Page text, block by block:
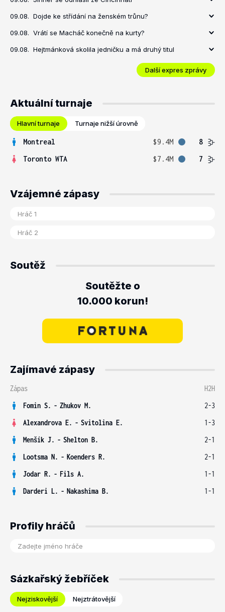
09.08. Dojde ke střídání na ženském trůnu?
09.08. Vrátí se Macháč konečně na kurty?
09.08. Hejtmánková skolila jedničku a má druhý titul
Další expres zprávy
Aktuální turnaje
Hlavní turnaje Turnaje nižší úrovně
Montreal $9.4M
8
Toronto WTA
$7.4M 7
Vzájemné zápasy
Soutěž
Soutěžte o
10.000 korun!
Zajímavé zápasy
Zápas
H2H
Fomin S. - Zhukov M.
2-3
Alexandrova E. - Svitolina E.
1-3
Menšík J. - Shelton B.
2-1
Lootsma N. - Koenders R.
2-1
Jodar R. - Fils A.
1-1
Darderi L. - Nakashima B. 1-1
Profily hráčů
Sázkařský žebříček
Nejziskovější Nejztrátovější